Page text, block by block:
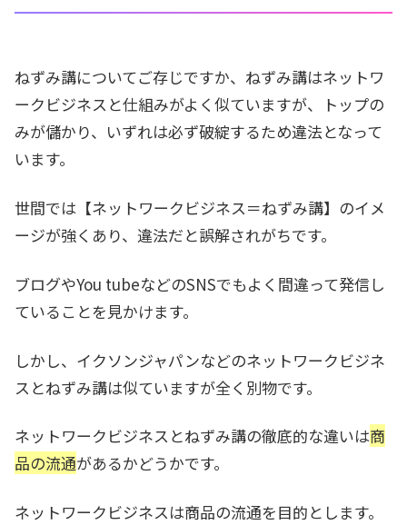
ねずみ講についてご存じですか、ねずみ講はネットワ
ークビジネスと仕組みがよく似ていますが、トップの
みが儲かり、いずれは必ず破綻するため違法となって
います。
世間では【ネットワークビジネス＝ねずみ講】のイメ
ージが強くあり、違法だと誤解されがちです。
ブログやYou tubeなどのSNSでもよく間違って発信し
ていることを見かけます。
しかし、イクソンジャパンなどのネットワークビジネ
スとねずみ講は似ていますが全く別物です。
ネットワークビジネスとねずみ講の徹底的な違いは商
品の流通があるかどうかです。
ネットワークビジネスは商品の流通を目的とします。